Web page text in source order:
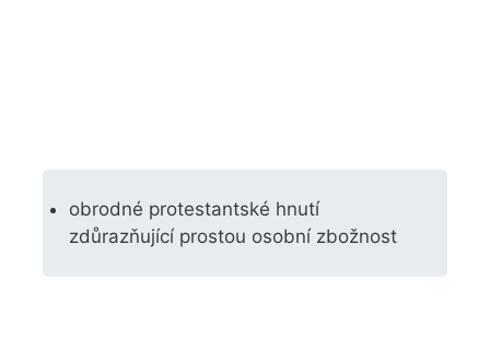
obrodné protestantské hnutí
zdůrazňující prostou osobní zbožnost